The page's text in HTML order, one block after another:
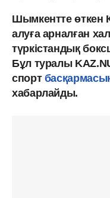
Шымкентте өткен
алуға арналған
түркістандық
Бұл туралы
спорт
хабарлайды.